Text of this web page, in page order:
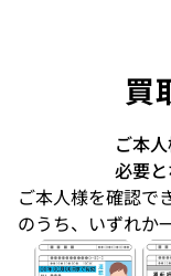
買
ご本
必要
ご本人様を確認で
のうち、いずれか